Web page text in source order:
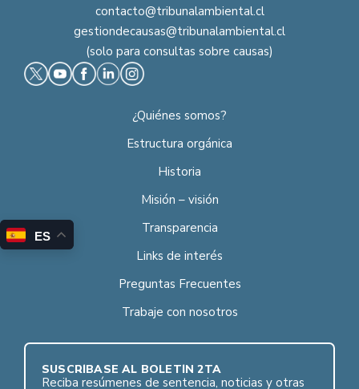
contacto@tribunalambiental.cl
gestiondecausas@tribunalambiental.cl
(solo para consultas sobre causas)
¿Quiénes somos?
Estructura orgánica
Historia
Misión – visión
Transparencia
Links de interés
Preguntas Frecuentes
Trabaje con nosotros
SUSCRÍBASE AL BOLETÍN 2TA
Reciba resúmenes de sentencia, noticias y otras
ES